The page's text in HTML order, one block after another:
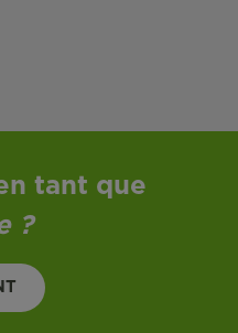
tant que
?